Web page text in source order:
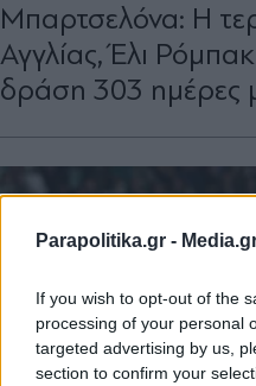
Parapolitika.gr -
If you wish to opt-out of the
processing of your personal
targeted advertising by us,
section to confirm your
Μπαρτσελόνα: Η
Αγγλίας, Έλι
δράση 303 ημέρες